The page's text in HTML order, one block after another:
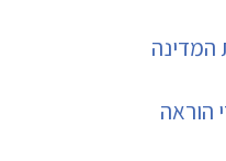
המדינה
הוראה